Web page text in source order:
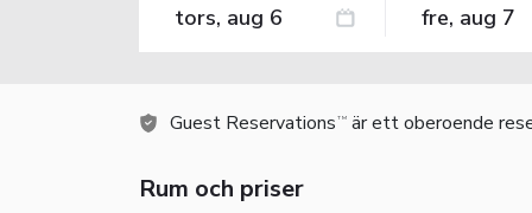
Guest Reservations TM är ett oberoende
Rum och priser